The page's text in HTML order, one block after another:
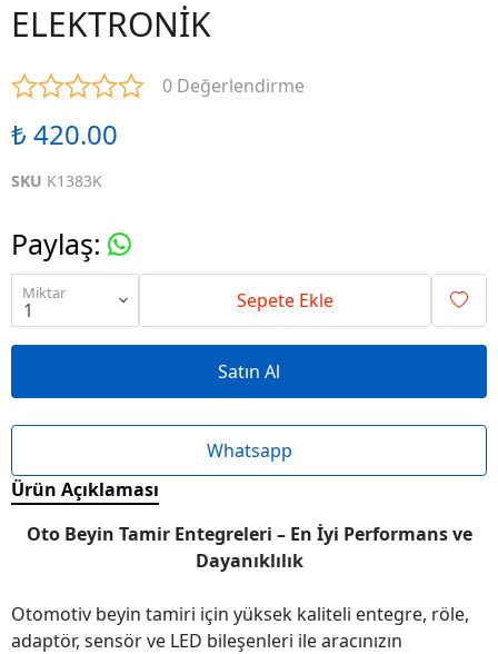
ELEKTRONİK
0 Değerlendirme
₺ 420.00
SKU K1383K
Paylaş:
Miktar Sepete Ekle
Satın Al
Whatsapp
Ürün Açıklaması
Oto Beyin Tamir Entegreleri – En İyi Performans ve
Dayanıklılık
Otomotiv beyin tamiri için yüksek kaliteli entegre, röle,
adaptör, sensör ve LED bileşenleri ile aracınızın